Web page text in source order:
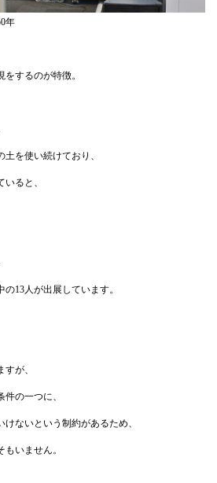
年
するのが特徴。
を使い続けており、
ると、
13人が出展しています。
が、
の一つに、
ないという制約があるため、
いません。